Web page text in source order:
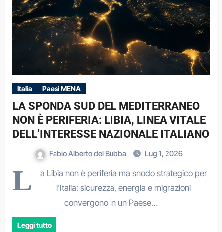
Italia Paesi MENA
LA SPONDA SUD DEL MEDITERRANEO
NON È PERIFERIA: LIBIA, LINEA VITALE
DELL’INTERESSE NAZIONALE ITALIANO
Fabio Alberto del Bubba Lug 1, 2026
L
a Libia non è periferia ma snodo strategico per
l'Italia: sicurezza, energia e migrazioni
convergono in un Paese…
Leggi tutto